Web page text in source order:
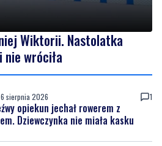
Wiktorii. Nastolatka
nie wróciła
sierpnia 2026 1
opiekun jechał rowerem z
Dziewczynka nie miała kasku